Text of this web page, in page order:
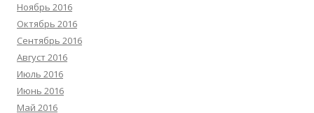
Ноябрь 2016
Октябрь 2016
Сентябрь 2016
Август 2016
Июль 2016
Июнь 2016
Май 2016